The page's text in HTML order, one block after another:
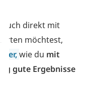
direkt mit
möchtest,
hier,wie du mit
gute Ergebnisse